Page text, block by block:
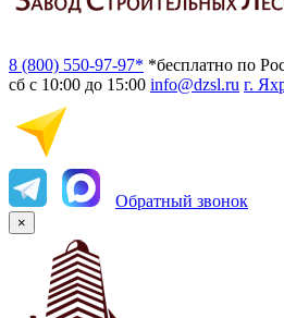
8 (800) 550-97-97* *бесплатно по
сб с 10:00 до 15:00 info@dzsl.ru г.
Обратный звонок
×